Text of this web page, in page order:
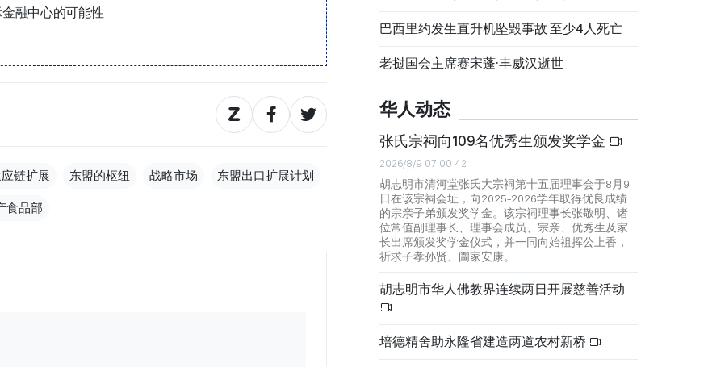
融中心的可能性
链扩展 东盟的枢纽 战略市场 东盟出口扩展计划
食品部
巴西里约发生直升机坠毁事故 至少4人死亡
老挝国会主席赛宋蓬·丰威汉逝世
华人动态
张氏宗祠向109名优秀生颁发奖学金
2026/8/9 07:00:42
胡志明市清河堂张氏大宗祠第十五届理事会于8月9
日在该宗祠会址，向2025-2026学年取得优良成绩
的宗亲子弟颁发奖学金。该宗祠理事长张敬明、诸
位常值副理事长、理事会成员、宗亲、优秀生及家
长出席颁发奖学金仪式，并一同向始祖挥公上香，
祈求子孝孙贤、阖家安康。
胡志明市华人佛教界连续两日开展慈善活动
培德精舍助永隆省建造两道农村新桥